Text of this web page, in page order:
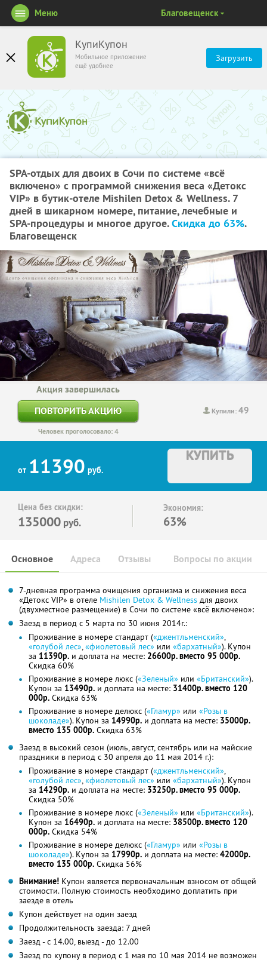
КупиКупон
Мобильное приложение
ещё удобнее
Загрузить
Меню Благовещенск
SPA-отдых для двоих в Сочи по системе «всё
включено» с программой снижения веса «Детокс
VIP» в бутик-отеле Mishilen Detox & Wellness. 7
дней в шикарном номере, питание, лечебные и
SPA-процедуры и многое другое.Скидка до 63%.
Благовещенск
Купили:49
Акция завершилась
ПОВТОРИТЬ АКЦИЮ
Человек проголосовало: 4
от 11390 руб.
КУПИТЬ
Цена без скидки:
135000 руб.
Экономия:
63%
Основное Отзывы Вопросы по акции
Адреса
7-дневная программа очищения организма и снижения веса
«Детокс VIP» в отеле Mishilen Detox & Wellness для двоих
(двухместное размещение) в Сочи по системе «всё включено»:
Заезд в период с 5 марта по 30 июня 2014г.:
Проживание в номере стандарт («джентльменский»,
«голубой лес»,«фиолетовый лес» или «бархатный»). Купон
за 11390р. и доплата на месте: 26600р. вместо 95 000р.
Скидка 60%
Проживание в номере люкс («Зеленый» или «Британский»).
Купон за 13490р. и доплата на месте: 31400р. вместо 120
000р. Скидка 63%
Проживание в номере делюкс («Гламур» или «Розы в
шоколаде»). Купон за 14990р. и доплата на месте: 35000р.
вместо 135 000р. Скидка 63%
Заезд в высокий сезон (июль, август, сентябрь или на майские
праздники в период с 30 апреля до 11 мая 2014 г.):
Проживание в номере стандарт («джентльменский»,
«голубой лес»,«фиолетовый лес» или «бархатный»). Купон
за 14290р. и доплата на месте: 33250р. вместо 95 000р.
Скидка 50%
Проживание в номере люкс («Зеленый» или «Британский»).
Купон за 16490р. и доплата на месте: 38500р. вместо 120
000р. Скидка 54%
Проживание в номере делюкс («Гламур» или «Розы в
шоколаде»). Купон за 17990р. и доплата на месте: 42000р.
вместо 135 000р. Скидка 56%
Внимание! Купон является первоначальным взносом от общей
стоимости. Полную стоимость необходимо доплатить при
заезде в отель
Купон действует на один заезд
Продолжительность заезда: 7 дней
Заезд - с 14.00, выезд - до 12.00
Заезд по купону в период с 1 мая по 10 мая 2014 не возможен